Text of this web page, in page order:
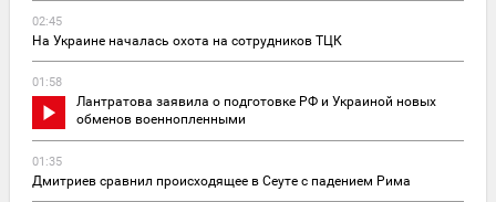
02:45
На Украине началась охота на сотрудников ТЦК
01:58
Лантратова заявила о подготовке РФ и Украиной новых
обменов военнопленными
01:35
Дмитриев сравнил происходящее в Сеуте с падением Рима